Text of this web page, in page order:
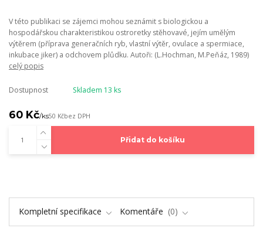
V této publikaci se zájemci mohou seznámit s biologickou a
hospodářskou charakteristikou ostroretky stěhovavé, jejím umělým
výtěrem (příprava generačních ryb, vlastní výtěr, ovulace a spermiace,
inkubace jiker) a odchovem plůdku. Autoři: (L.Hochman, M.Peňáz, 1989)
celý popis
Dostupnost Skladem 13 ks
60 Kč/ks50 Kčbez DPH
Přidat do košíku
Kompletní specifikace Komentáře 0